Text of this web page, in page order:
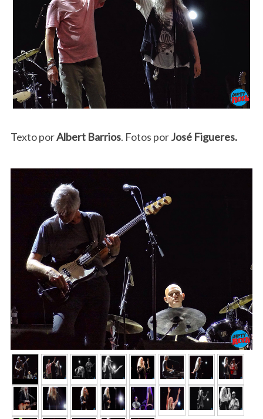
Texto porAlbert Barrios. Fotos porJosé Figueres.